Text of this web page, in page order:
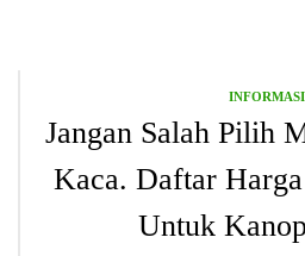
INFORMASI
Jangan Salah Pilih
Kaca. Daftar
Untuk